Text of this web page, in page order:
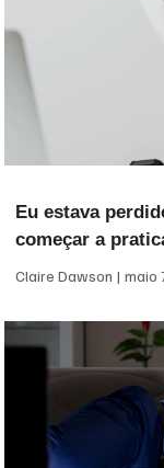
Eu estava
começar a
Claire Dawson maio